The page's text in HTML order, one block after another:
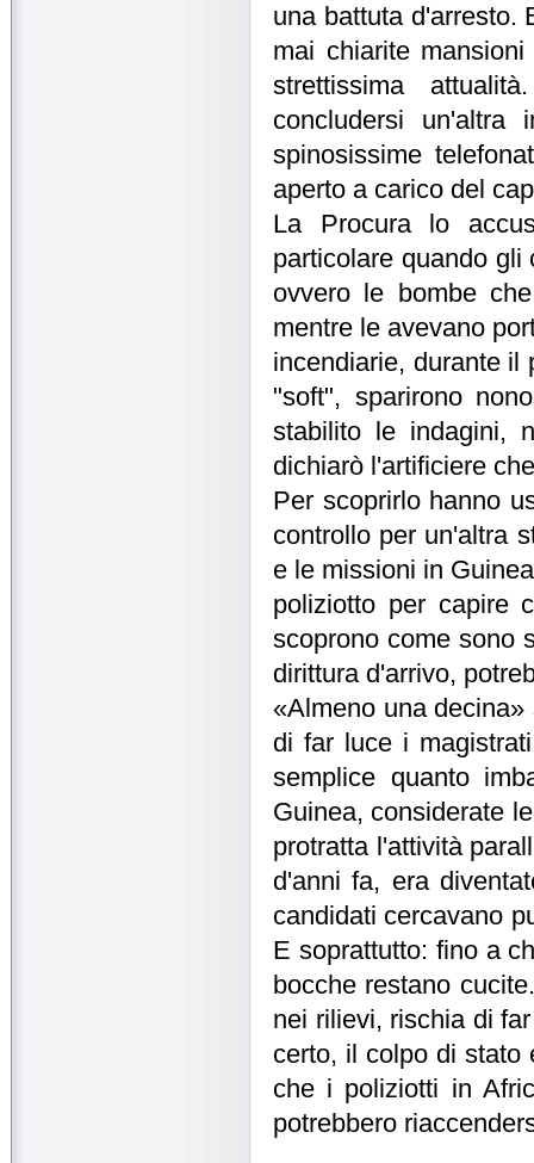
una battuta d'arresto.
mai chiarite
strettissima
concludersi
spinosissime
aperto a carico del
La Procura lo
particolare quando
ovvero le bombe
mentre le avevano
incendiarie, durante il
"soft", sparirono
stabilito le indagini,
dichiarò l'artificiere
Per scoprirlo hanno
controllo per un'altra
e le missioni in
poliziotto per capire
scoprono come sono
dirittura d'arrivo,
«Almeno una
di far luce i
semplice quanto
Guinea, considerate
protratta l'attività
d'anni fa, era
candidati cercavano
E soprattutto: fino a
bocche restano
nei rilievi, rischia di
certo, il colpo di stato
che i poliziotti in
potrebbero